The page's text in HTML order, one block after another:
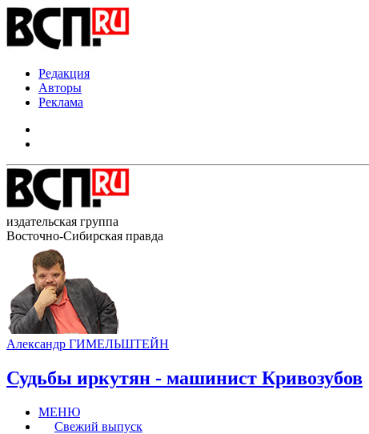
Редакция
Авторы
Реклама
издательская группа
Восточно-Сибирская правда
Александр ГИМЕЛЬШТЕЙН
Судьбы иркутян - машинист Кривозубов
МЕНЮ
Свежий выпуск